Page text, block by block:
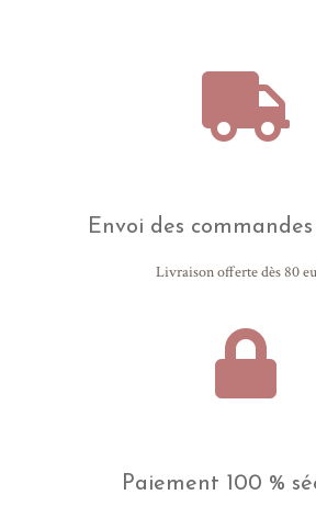
Envoi des commandes
Livraison offerte dès 80
Paiement 100 %